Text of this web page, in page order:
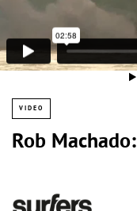
VIDEO
Rob